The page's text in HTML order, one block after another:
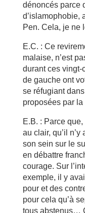
dénoncés parce
d’islamophobie,
Pen. Cela, je ne
E.C. : Ce
malaise, n’est
durant ces
de gauche ont
se réfugiant
proposées par
E.B. : Parce
au clair, qu’il
son sein sur le
en débattre
courage. Sur
exemple, il y
pour et des
pour cela qu’à
tous abstenus…